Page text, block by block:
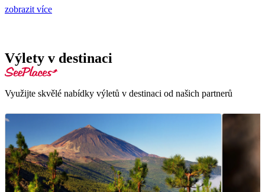
zobrazit více
Výlety v destinaci
Využijte skvělé nabídky výletů v destinaci od našich partnerů